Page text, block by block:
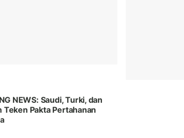
NEWS: Saudi, Turki, dan
Teken Pakta Pertahanan